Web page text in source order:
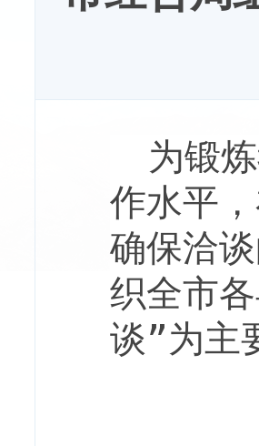
为锻
作水平
确保洽
织全市
谈”为主